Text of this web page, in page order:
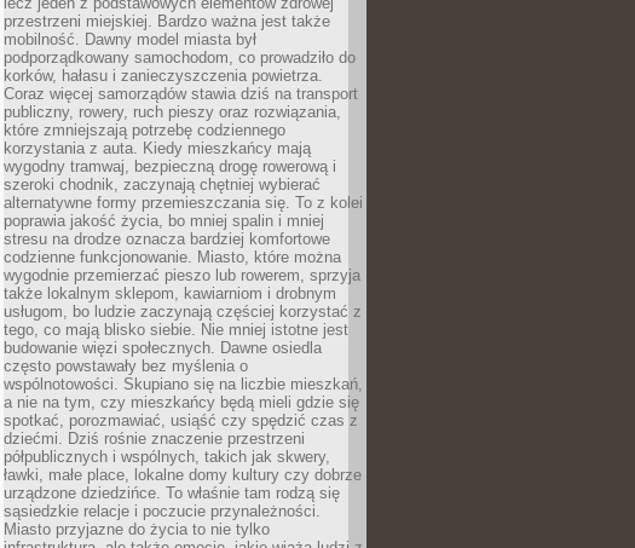
przestrzeni miejskiej. Bardzo ważna jest także
mobilność. Dawny model miasta był
podporządkowany samochodom, co prowadziło do
korków, hałasu i zanieczyszczenia powietrza.
Coraz więcej samorządów stawia dziś na transport
publiczny, rowery, ruch pieszy oraz rozwiązania,
które zmniejszają potrzebę codziennego
korzystania z auta. Kiedy mieszkańcy mają
wygodny tramwaj, bezpieczną drogę rowerową i
szeroki chodnik, zaczynają chętniej wybierać
alternatywne formy przemieszczania się. To z kolei
poprawia jakość życia, bo mniej spalin i mniej
stresu na drodze oznacza bardziej komfortowe
codzienne funkcjonowanie. Miasto, które można
wygodnie przemierzać pieszo lub rowerem, sprzyja
także lokalnym sklepom, kawiarniom i drobnym
usługom, bo ludzie zaczynają częściej korzystać z
tego, co mają blisko siebie. Nie mniej istotne jest
budowanie więzi społecznych. Dawne osiedla
często powstawały bez myślenia o
wspólnotowości. Skupiano się na liczbie mieszkań,
a nie na tym, czy mieszkańcy będą mieli gdzie się
spotkać, porozmawiać, usiąść czy spędzić czas z
dziećmi. Dziś rośnie znaczenie przestrzeni
półpublicznych i wspólnych, takich jak skwery,
ławki, małe place, lokalne domy kultury czy dobrze
urządzone dziedzińce. To właśnie tam rodzą się
sąsiedzkie relacje i poczucie przynależności.
Miasto przyjazne do życia to nie tylko